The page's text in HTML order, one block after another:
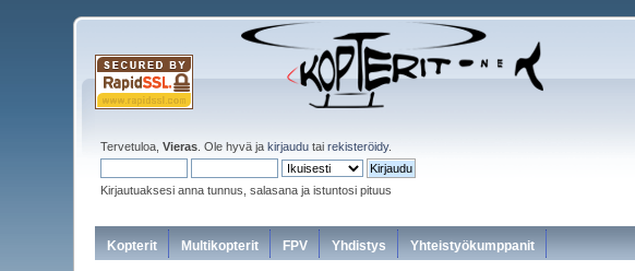
Tervetuloa,Vieras . Ole hyvä jakirjaudu tairekisteröidy.
Kirjautuaksesi anna tunnus, salasana ja istuntosi pituus
Kopterit Multikopterit FPV Yhdistys Yhteistyökumppanit